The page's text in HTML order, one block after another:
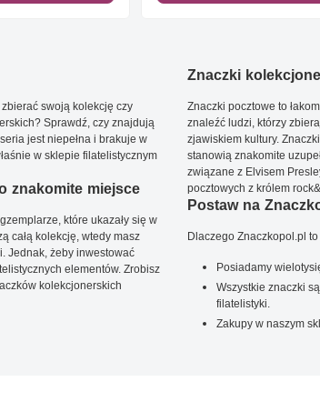
swoją kolekcję czy
Sprawdź, czy znajdują
jest niepełna i brakuje w
w sklepie filatelistycznym
znakomite miejsce
które ukazały się w
całą kolekcję, wtedy masz
Jednak, żeby inwestować
elementów. Zrobisz
kolekcjonerskich
Znaczki
Znaczki pocztowe to
znaleźć ludzi, którzy
zjawiskiem kultury.
stanowią znakomite
związane z Elvisem
pocztowych z królem
Postaw na
Dlaczego Znaczkopol.pl
Posiadamy
Wszystkie znaczki
filatelistyki.
Zakupy w naszym